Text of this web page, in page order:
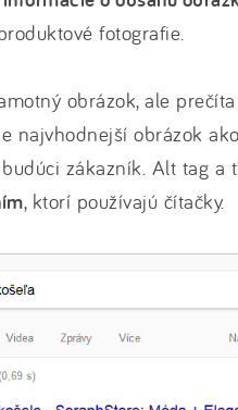
fotografie.
obrázok, ale
najvhodnejší obrázok
zákazník. Alt tag a
, ktorí používajú čítačky.